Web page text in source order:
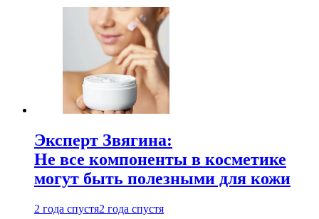
Эксперт Звягина:
Не все компоненты в косметике
могут быть полезными для кожи
2 года спустя2 года спустя